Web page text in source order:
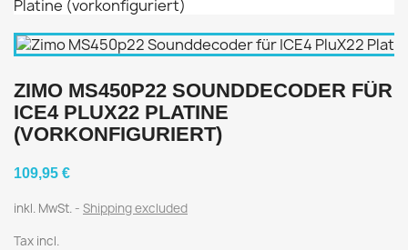
ZIMO MS450P22 SOUNDDECODER FÜR
ICE4 PLUX22 PLATINE
(VORKONFIGURIERT)
109,95 €
inkl. MwSt.
Shipping excluded
Tax incl.